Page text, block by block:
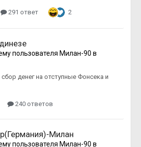
291 ответ 2
пользователя Милан-90 в
денег на отступные Фонсека и
240 ответов
Милан
пользователя Милан-90 в